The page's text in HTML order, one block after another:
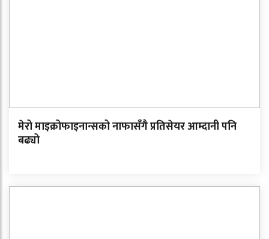
मेरो माइक्रोफाइनान्सको नाफासँगै प्रतिसेयर आम्दानी पनि
बढ्यो